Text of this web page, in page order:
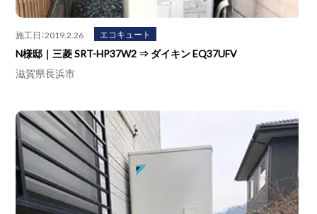
施工日：2019.2.26 エコキュート
N様邸｜三菱 SRT-HP37W2 ⇒ ダイキン EQ37UFV
滋賀県長浜市